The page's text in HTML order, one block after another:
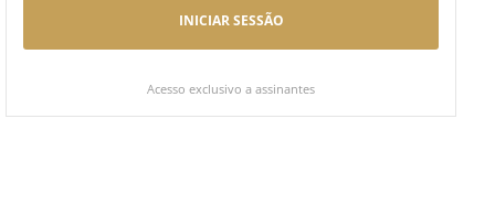
INICIAR SESSÃO
Acesso exclusivo a assinantes